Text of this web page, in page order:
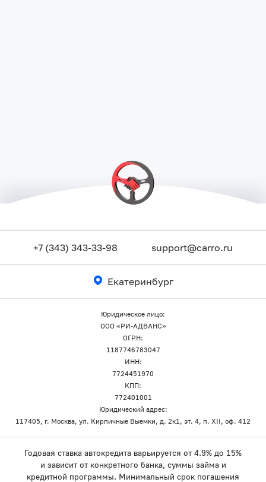
+7 (343) 343-33-98 support@carro.ru
Екатеринбург
Юридическое лицо:
ООО «РИ-АДВАНС»
ОГРН:
1187746783047
ИНН:
7724451970
КПП:
772401001
Юридический адрес:
117405, г. Москва, ул. Кирпичные Выемки, д. 2к1, эт. 4, п. XII, оф. 412
Годовая ставка автокредита варьируется от 4.9% до 15%
и зависит от конкретного банка, суммы займа и
кредитной программы. Минимальный срок погашения